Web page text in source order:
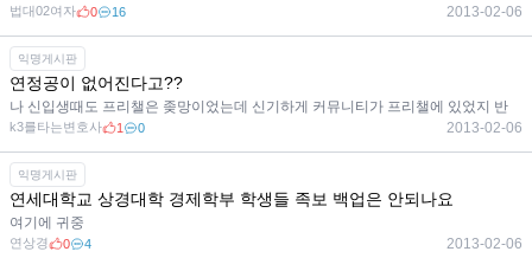
법대02여자 0 16 2013-02-06
익명게시판
연정공이 없어진다고??
나 신입생때도 프리챌은 좆망이었는데 신기하게 커뮤니티가 프리챌에 있었지 반
k3를타는변호사 1 0 2013-02-06
익명게시판
연세대학교 상경대학 경제학부 학생들 족보 백업은 안되나요
여기에 귀중
연상경 0 4 2013-02-06